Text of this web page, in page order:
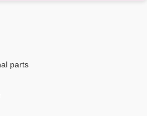
parts